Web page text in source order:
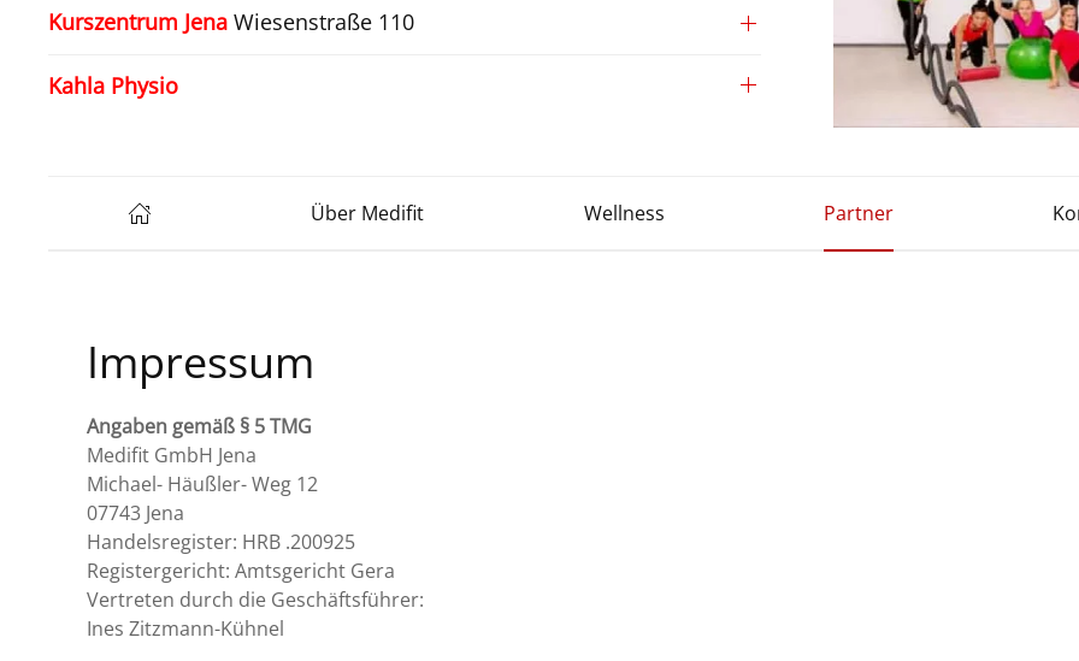
Kurszentrum Jena Wiesenstraße 110
Kahla Physio
Über Medifit Wellness Partner
Impressum
Angaben gemäß § 5 TMG
Medifit GmbH Jena
Michael- Häußler- Weg 12
07743 Jena
Handelsregister: HRB .200925
Registergericht: Amtsgericht Gera
Vertreten durch die Geschäftsführer:
Ines Zitzmann-Kühnel